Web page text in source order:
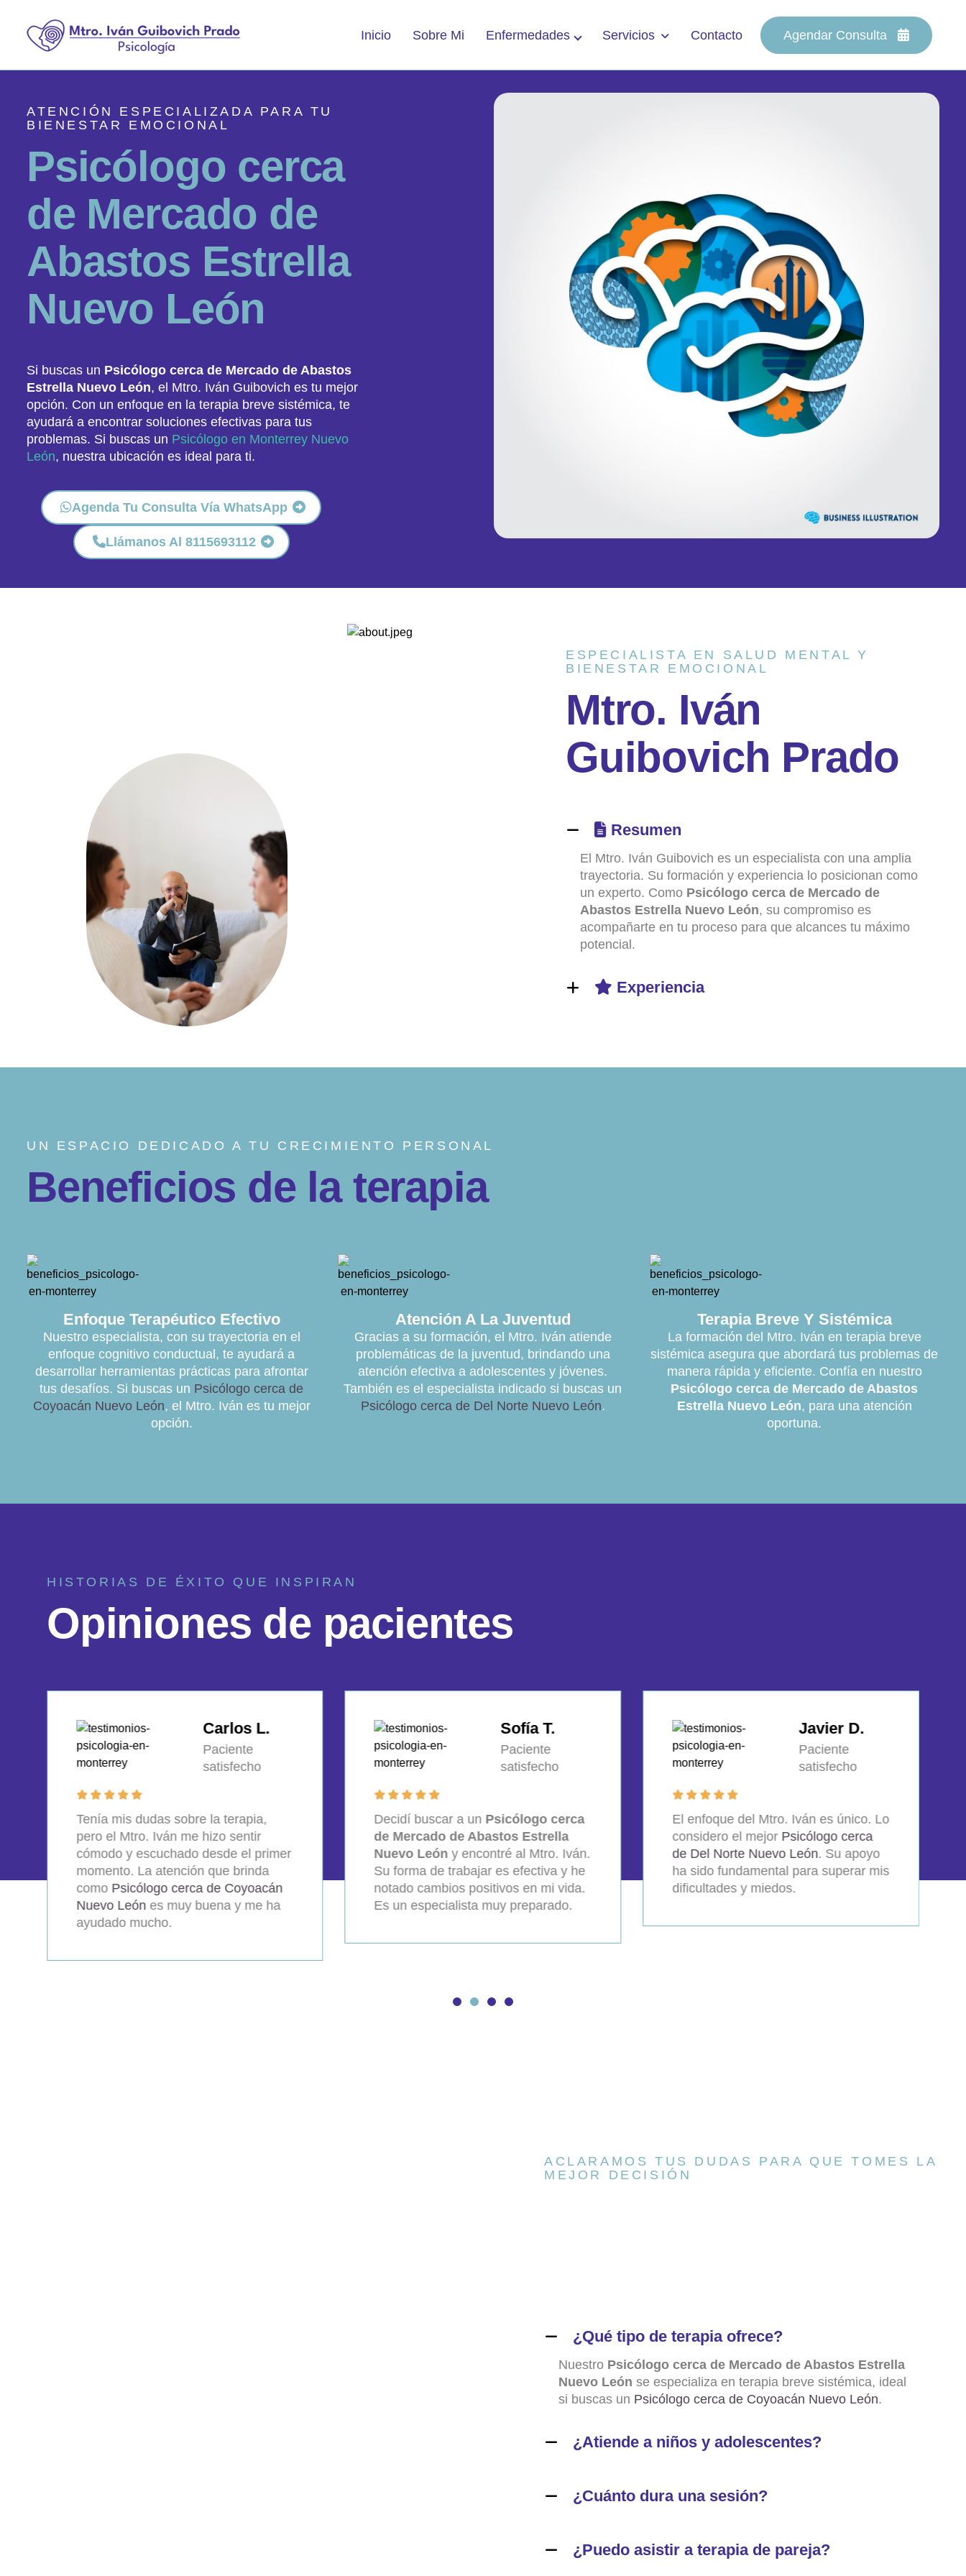
Inicio Sobre Mi Enfermedades Servicios Contacto Agendar Consulta
ATENCIÓN ESPECIALIZADA PARA TU
BIENESTAR EMOCIONAL
Psicólogo cerca
de Mercado de
Abastos Estrella
Nuevo León
Si buscas un Psicólogo cerca de Mercado de Abastos
Estrella Nuevo León, el Mtro. Iván Guibovich es tu mejor
opción. Con un enfoque en la terapia breve sistémica, te
ayudará a encontrar soluciones efectivas para tus
problemas. Si buscas un Psicólogo en Monterrey Nuevo
León, nuestra ubicación es ideal para ti.
Agenda Tu Consulta Vía WhatsApp
Llámanos Al 8115693112
ESPECIALISTA EN SALUD MENTAL Y
BIENESTAR EMOCIONAL
Mtro. Iván
Guibovich Prado
Resumen
El Mtro. Iván Guibovich es un especialista con una amplia
trayectoria. Su formación y experiencia lo posicionan como
un experto. Como Psicólogo cerca de Mercado de
Abastos Estrella Nuevo León, su compromiso es
acompañarte en tu proceso para que alcances tu máximo
potencial.
Experiencia
UN ESPACIO DEDICADO A TU CRECIMIENTO PERSONAL
Beneficios de la terapia
Enfoque Terapéutico Efectivo
Nuestro especialista, con su trayectoria en el
enfoque cognitivo conductual, te ayudará a
desarrollar herramientas prácticas para afrontar
tus desafíos. Si buscas un Psicólogo cerca de
Coyoacán Nuevo León, el Mtro. Iván es tu mejor
opción.
Atención A La Juventud
Gracias a su formación, el Mtro. Iván atiende
problemáticas de la juventud, brindando una
atención efectiva a adolescentes y jóvenes.
También es el especialista indicado si buscas un
Psicólogo cerca de Del Norte Nuevo León.
Terapia Breve Y Sistémica
La formación del Mtro. Iván en terapia breve
sistémica asegura que abordará tus problemas de
manera rápida y eficiente. Confía en nuestro
Psicólogo cerca de Mercado de Abastos
Estrella Nuevo León, para una atención
oportuna.
HISTORIAS DE ÉXITO QUE INSPIRAN
Opiniones de pacientes
Sofía T.
Paciente
satisfecho
Decidí buscar a unPsicólogo cerca
de Mercado de Abastos Estrella
Nuevo Leóny encontré al Mtro. Iván.
Su forma de trabajar es efectiva y he
notado cambios positivos en mi vida.
Es un especialista muy preparado.
Javier D.
Paciente
satisfecho
El enfoque del Mtro. Iván es único. Lo
considero el mejorPsicólogo cerca
de Del Norte Nuevo León . Su apoyo
ha sido fundamental para superar mis
dificultades y miedos.
Estefanía R.
Paciente
satisfecho
La ayuda que recibí con el Mtro. Iván
ha cambiado mi vida. Su enfoque
como Psicólogo en Monterrey Nuevo
Leónes muy profesional, lo
recomiendo ampliamente. ¡Gracias
MEJOR DECISIÓN
Nuestro
Psicólogo cerca de Mercado de Abastos Estrella
Nuevo Leónse especializa en terapia breve sistémica, ideal
si buscas un Psicólogo cerca de Coyoacán Nuevo León .